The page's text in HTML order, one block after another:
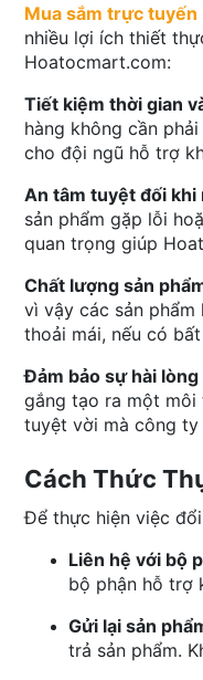
Mua sắm trực tuyến
nhiều lợi ích thiết
Hoatocmart.com:
Tiết kiệm thời gian
hàng không cần
cho đội ngũ hỗ trợ
An tâm tuyệt đối khi
sản phẩm gặp lỗi
quan trọng giúp
Chất lượng sản
vì vậy các sản
thoải mái, nếu có
Đảm bảo sự hài
gắng tạo ra một môi
tuyệt vời mà công
Cách Thức
Để thực hiện việc
Liên hệ với bộ
bộ phận hỗ trợ
Gửi lại sản
trả sản phẩm.